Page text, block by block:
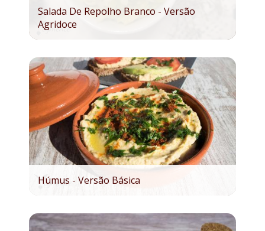
Salada De Repolho Branco - Versão
Agridoce
Húmus - Versão Básica